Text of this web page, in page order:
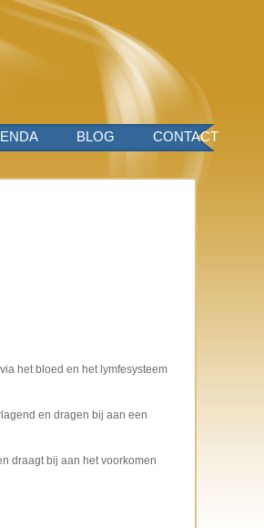
BLOG CONTACT
het bloed en het lymfesysteem
en dragen bij aan een
draagt bij aan het voorkomen